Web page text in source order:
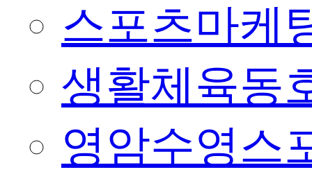
스포츠마케
생활체육동
영암수영스